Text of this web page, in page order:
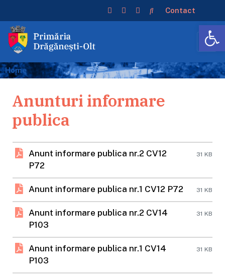
Home
Contact
Anunturi informare
publica
Anunt informare publica nr.2 CV12
P72
31 KB
Anunt informare publica nr.1 CV12 P72 31 KB
Anunt informare publica nr.2 CV14
P103
31 KB
Anunt informare publica nr.1 CV14
P103
31 KB